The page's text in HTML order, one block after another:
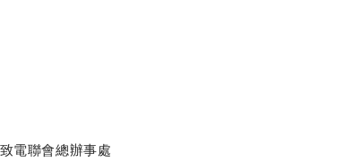
電聯會總辦事處